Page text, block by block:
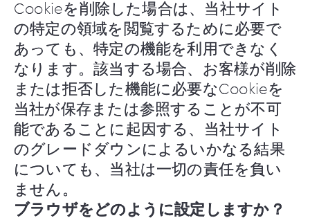
Cookieを削除した場合は、当社サイト
の特定の領域を閲覧するために必要で
あっても、特定の機能を利用できなく
なります。該当する場合、お客様が削除
または拒否した機能に必要なCookieを
当社が保存または参照することが不可
能であることに起因する、当社サイト
のグレードダウンによるいかなる結果
についても、当社は一切の責任を負い
ません。
ブラウザをどのように設定しますか？